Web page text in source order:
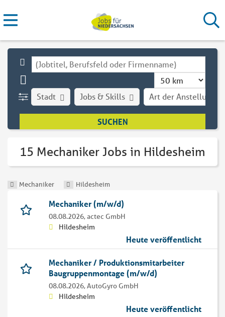
Stadt Art der Anstellung
Jobs & Skills
15 Mechaniker Jobs in Hildesheim
Mechaniker Hildesheim
Mechaniker (m/w/d)
08.08.2026,actec GmbH
Hildesheim
Heute veröffentlicht
Mechaniker / Produktionsmitarbeiter
Baugruppenmontage (m/w/d)
08.08.2026,AutoGyro GmbH
Hildesheim
Heute veröffentlicht